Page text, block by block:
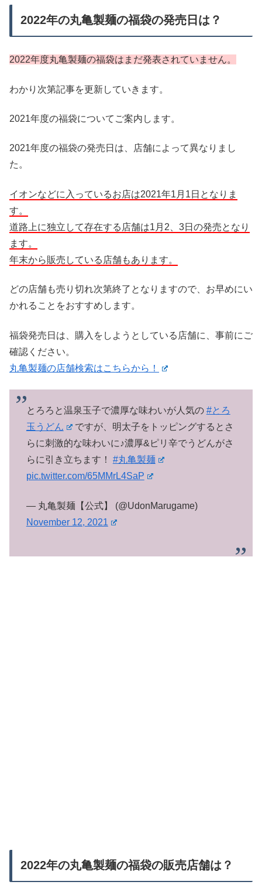
2022年の丸亀製麺の福袋の発売日は？
2022年度丸亀製麺の福袋はまだ発表されていません。
わかり次第記事を更新していきます。
2021年度の福袋についてご案内します。
2021年度の福袋の発売日は、店舗によって異なりまし
た。
イオンなどに入っているお店は2021年1月1日となりま
す。
道路上に独立して存在する店舗は1月2、3日の発売となり
ます。
年末から販売している店舗もあります。
どの店舗も売り切れ次第終了となりますので、お早めにい
かれることをおすすめします。
福袋発売日は、購入をしようとしている店舗に、事前にご
確認ください。
丸亀製麺の店舗検索はこちらから！
とろろと温泉玉子で濃厚な味わいが人気の #とろ
玉うどん
ですが、明太子をトッピングするとさ
らに刺激的な味わいに♪濃厚&ピリ辛でうどんがさ
らに引き立ちます！ #丸亀製麺
pic.twitter.com/65MMrL4SaP
— 丸亀製麺【公式】 (@UdonMarugame)
November 12, 2021
2022年の丸亀製麺の福袋の販売店舗は？